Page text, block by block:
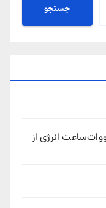
جستجو
و ۵۰۹ هزار و ۵۵۰ کیلووات‌ساعت انرژی از